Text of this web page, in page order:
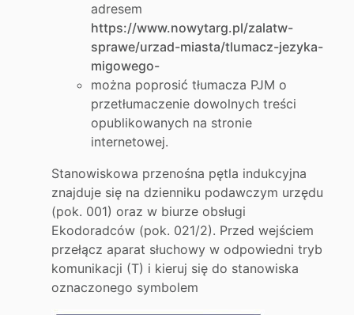
adresem
https://www.nowytarg.pl/zalatw-
sprawe/urzad-miasta/tlumacz-jezyka-
migowego-
można poprosić tłumacza PJM o
przetłumaczenie dowolnych treści
opublikowanych na stronie
internetowej.
Stanowiskowa przenośna pętla indukcyjna
znajduje się na dzienniku podawczym urzędu
(pok. 001) oraz w biurze obsługi
Ekodoradców (pok. 021/2). Przed wejściem
przełącz aparat słuchowy w odpowiedni tryb
komunikacji (T) i kieruj się do stanowiska
oznaczonego symbolem